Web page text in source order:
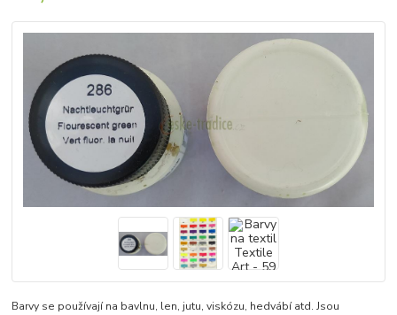
Barvy se používají na bavlnu, len, jutu, viskózu, hedvábí atd. Jsou